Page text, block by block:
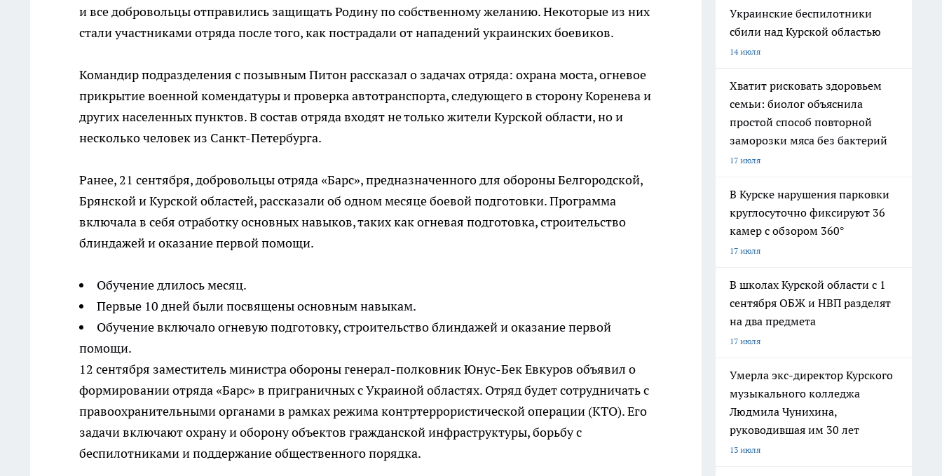
и все добровольцы отправились защищать Родину по собственному желанию. Некоторые из них
стали участниками отряда после того, как пострадали от нападений украинских боевиков.
Командир подразделения с позывным Питон рассказал о задачах отряда: охрана моста, огневое
прикрытие военной комендатуры и проверка автотранспорта, следующего в сторону Коренева и
других населенных пунктов. В состав отряда входят не только жители Курской области, но и
несколько человек из Санкт-Петербурга.
Ранее, 21 сентября, добровольцы отряда «Барс», предназначенного для обороны Белгородской,
Брянской и Курской областей, рассказали об одном месяце боевой подготовки. Программа
включала в себя отработку основных навыков, таких как огневая подготовка, строительство
блиндажей и оказание первой помощи.
Обучение длилось месяц.
Первые 10 дней были посвящены основным навыкам.
Обучение включало огневую подготовку, строительство блиндажей и оказание первой
помощи.
12 сентября заместитель министра обороны генерал-полковник Юнус-Бек Евкуров объявил о
формировании отряда «Барс» в приграничных с Украиной областях. Отряд будет сотрудничать с
правоохранительными органами в рамках режима контртеррористической операции (КТО). Его
задачи включают охрану и оборону объектов гражданской инфраструктуры, борьбу с
беспилотниками и поддержание общественного порядка.
Украинские беспилотники
сбили над Курской областью
14 июля
Хватит рисковать здоровьем
семьи: биолог объяснила
простой способ повторной
заморозки мяса без бактерий
17 июля
В Курске нарушения парковки
круглосуточно фиксируют 36
камер с обзором 360°
17 июля
В школах Курской области с 1
сентября ОБЖ и НВП разделят
на два предмета
17 июля
Умерла экс-директор Курского
музыкального колледжа
Людмила Чунихина,
руководившая им 30 лет
13 июля